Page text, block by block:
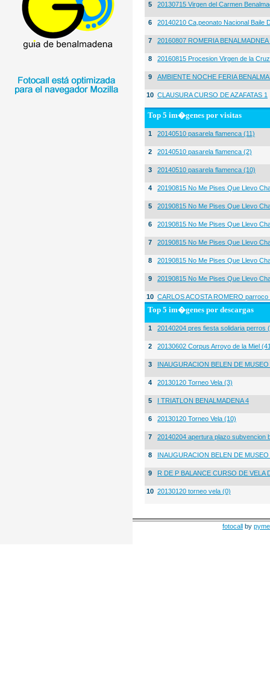
5 20130715 Virgen del Carmen
6 20140210 Ca,peonato Nacional Baile
7 20160807 ROMERIA
8 20160815 Procesion Virgen de la
9 AMBIENTE NOCHE FERIA
10 CLAUSURA CURSO DE AZAFATAS 1
Top 5 im�genes por visitas
1 20140510 pasarela flamenca (11)
2 20140510 pasarela flamenca (2)
3 20140510 pasarela flamenca (10)
4 20190815 No Me Pises Que Llevo
5 20190815 No Me Pises Que Llevo
6 20190815 No Me Pises Que Llevo
7 20190815 No Me Pises Que Llevo
8 20190815 No Me Pises Que Llevo
9 20190815 No Me Pises Que Llevo
10 CARLOS ACOSTA ROMERO
Top 5 im�genes por descargas
1 20140204 pres fiesta solidaria perros
2 20130602 Corpus Arroyo de la Miel
3 INAUGURACION BELEN DE
4 20130120 Torneo Vela (3)
5 I TRIATLON BENALMADENA 4
6 20130120 Torneo Vela (10)
7 20140204 apertura plazo subvencion
8 INAUGURACION BELEN DE
9 R DE P BALANCE CURSO DE VELA
10 20130120 torneo vela (0)
fotocall by